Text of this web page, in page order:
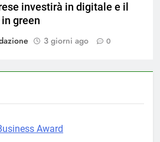
investirà in digitale e il
in green
3 giorni ago 0
Award